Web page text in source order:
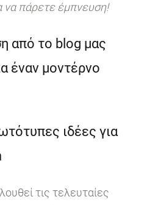
να πάρετε έμπνευση!
από το blog μας
έναν μοντέρνο
ιδέες για
τις τελευταίες